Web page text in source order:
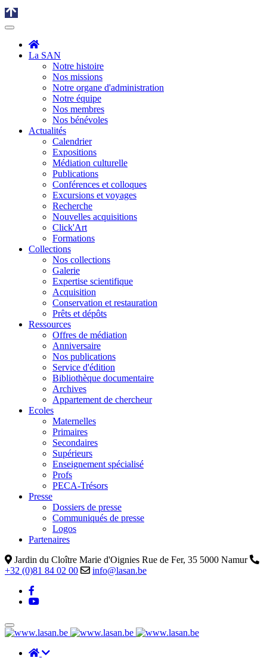
La SAN
Notre histoire
Nos missions
Notre organe d'administration
Notre équipe
Nos membres
Nos bénévoles
Actualités
Calendrier
Expositions
Médiation culturelle
Publications
Conférences et colloques
Excursions et voyages
Recherche
Nouvelles acquisitions
Click'Art
Formations
Collections
Nos collections
Galerie
Expertise scientifique
Acquisition
Conservation et restauration
Prêts et dépôts
Ressources
Offres de médiation
Anniversaire
Nos publications
Service d'édition
Bibliothèque documentaire
Archives
Appartement de chercheur
Ecoles
Maternelles
Primaires
Secondaires
Supérieurs
Enseignement spécialisé
Profs
PECA-Trésors
Presse
Dossiers de presse
Communiqués de presse
Logos
Partenaires
Jardin du Cloître Marie d'Oignies Rue de Fer, 35 5000 Namur
+32 (0)81 84 02 00
info@lasan.be